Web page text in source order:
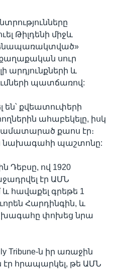
Թիլդենի միջև
քաղաքական սուր
արդյունքների և
պատճառով:
են՝ քվեատուփերի
ահաբեկելը, իսկ
քաոս էր։
նախագահի պաշտոնը:
Դեբսը, ով 1920
էր ԱՄՆ
հավաքել գրեթե 1
Հարդինգին, և
փոխեց նրա
Tribune-ն իր առաջին
էր հրապարկել, թե ԱՄՆ